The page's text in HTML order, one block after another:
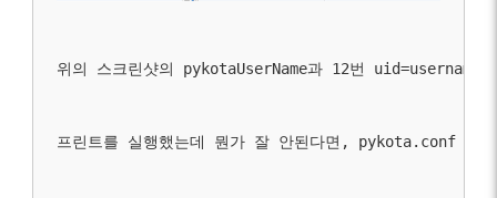
위의 스크린샷의 pykotaUserName과 12번
프린트를 실행했는데 뭔가 잘 안된다면, pykota.conf